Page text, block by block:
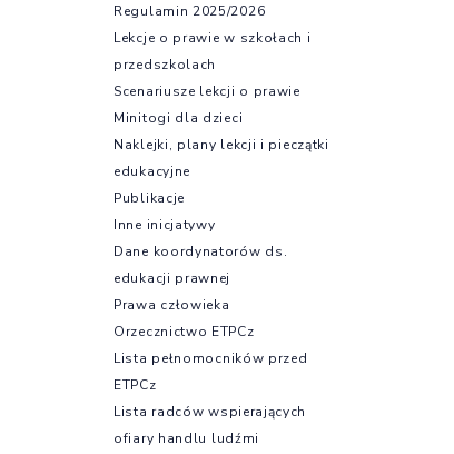
Regulamin 2025/2026
Lekcje o prawie w szkołach i
przedszkolach
Scenariusze lekcji o prawie
Minitogi dla dzieci
Naklejki, plany lekcji i pieczątki
edukacyjne
Publikacje
Inne inicjatywy
Dane koordynatorów ds.
edukacji prawnej
Prawa człowieka
Orzecznictwo ETPCz
Lista pełnomocników przed
ETPCz
Lista radców wspierających
ofiary handlu ludźmi